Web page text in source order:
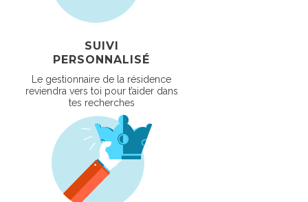
SUIVI
PERSONNALISÉ
Le gestionnaire de la résidence
reviendra vers toi pour t’aider dans
tes recherches